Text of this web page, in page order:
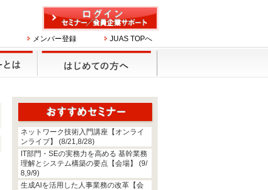
メンバー登録 JUAS TOPへ
ネットワーク技術入門講座【オンライ
ンライブ】 (8/21,8/28)
IT部門・SEの実務力を高める 基幹業務
理解とシステム構築の要点【会場】 (9/
8,9/9)
生成AIを活用した人事業務の改革【会